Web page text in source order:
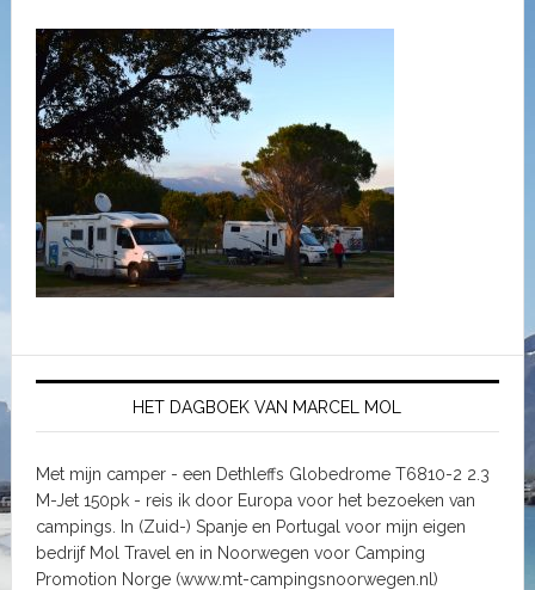
HET DAGBOEK VAN MARCEL MOL
Met mijn camper - een Dethleffs Globedrome T6810-2 2.3
M-Jet 150pk - reis ik door Europa voor het bezoeken van
campings. In (Zuid-) Spanje en Portugal voor mijn eigen
bedrijf Mol Travel en in Noorwegen voor Camping
Promotion Norge (www.mt-campingsnoorwegen.nl)